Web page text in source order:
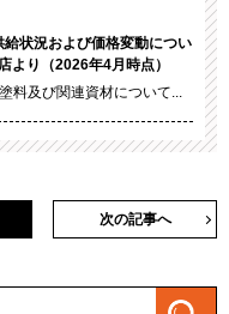
給状況および価格変動につい
より（2026年4月時点）
料及び関連資材について...
次の記事へ